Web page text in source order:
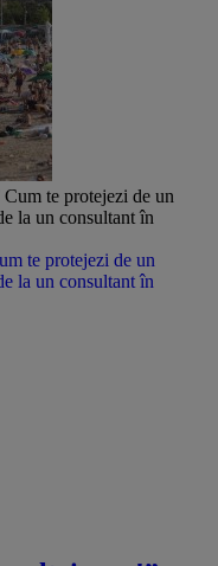
te protejezi de un
la un consultant în